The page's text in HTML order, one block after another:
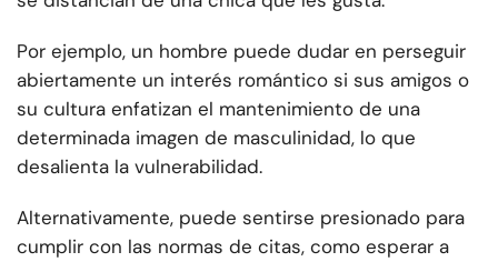
Por ejemplo, un hombre puede dudar en perseguir
abiertamente un interés romántico si sus amigos o
su cultura enfatizan el mantenimiento de una
determinada imagen de masculinidad, lo que
desalienta la vulnerabilidad.
Alternativamente, puede sentirse presionado para
cumplir con las normas de citas, como esperar a